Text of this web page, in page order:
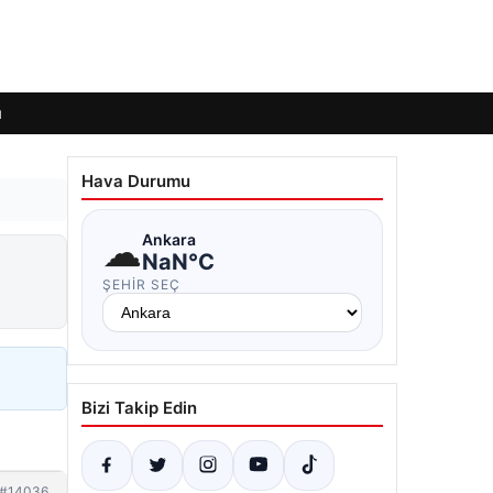
Hava Durumu
☁Ankara
NaN°C
ŞEHIR SEÇ
Bizi Takip Edin